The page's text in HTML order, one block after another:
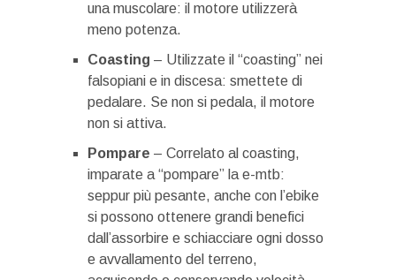
una muscolare: il motore utilizzerà
meno potenza.
Coasting – Utilizzate il “coasting” nei
falsopiani e in discesa: smettete di
pedalare. Se non si pedala, il motore
non si attiva.
Pompare – Correlato al coasting,
imparate a “pompare” la e-mtb:
seppur più pesante, anche con l’ebike
si possono ottenere grandi benefici
dall’assorbire e schiacciare ogni dosso
e avvallamento del terreno,